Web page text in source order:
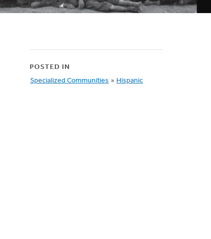
POSTED IN
Specialized Communities » Hispanic